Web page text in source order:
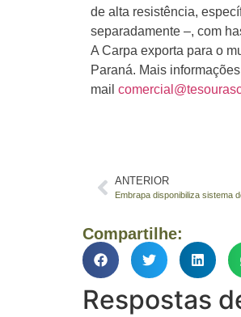
de alta resistência,
separadamente –, com
A Carpa exporta para o
Paraná. Mais
mail
ANTERIOR
Embrapa disponibiliza sistema
Compartilhe:
Respostas